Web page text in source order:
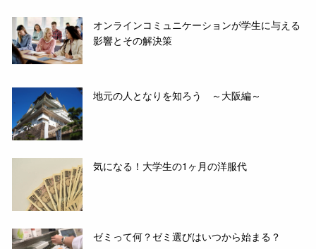
オンラインコミュニケーションが学生に与える
影響とその解決策
地元の人となりを知ろう ～大阪編～
気になる！大学生の1ヶ月の洋服代
ゼミって何？ゼミ選びはいつから始まる？